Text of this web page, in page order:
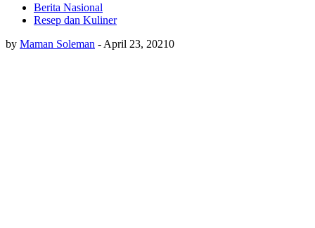
Berita Nasional
Resep dan Kuliner
by Maman Soleman - April 23, 20210